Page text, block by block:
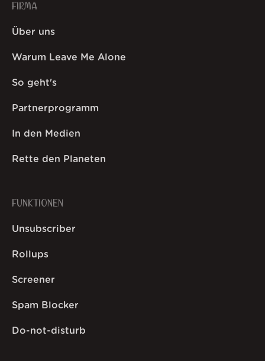
FIRMA
Über uns
Warum Leave Me Alone
So geht's
Partnerprogramm
In den Medien
Rette den Planeten
FUNKTIONEN
Unsubscriber
Rollups
Screener
Spam Blocker
Do-not-disturb